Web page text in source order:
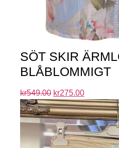
SÖT SKIR
BLÅBLOMMIGT
kr549.00 kr275.00